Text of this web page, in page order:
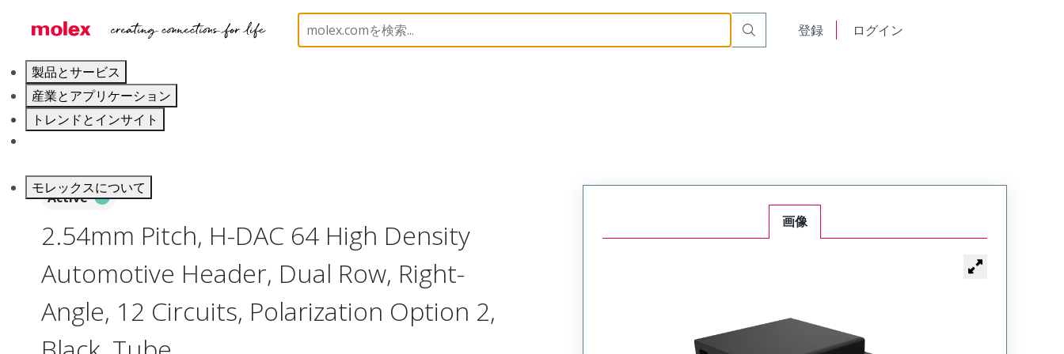
登録 ログイン
製品とサービス
産業とアプリケーション
トレンドとインサイト
モレックスについて
PCB / Wire Connectors PCB Headers and Receptacles 30700 307005125
Active
2.54mm Pitch, H-DAC 64 High Density
Automotive Header, Dual Row, Right-
Angle, 12 Circuits, Polarization Option 2,
画像